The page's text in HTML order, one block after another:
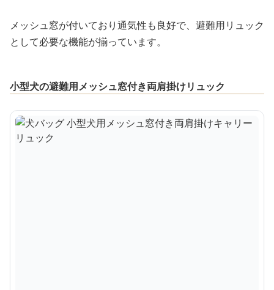
メッシュ窓が付いており通気性も良好で、避難用リュック
として必要な機能が揃っています。
小型犬の避難用メッシュ窓付き両肩掛けリュック